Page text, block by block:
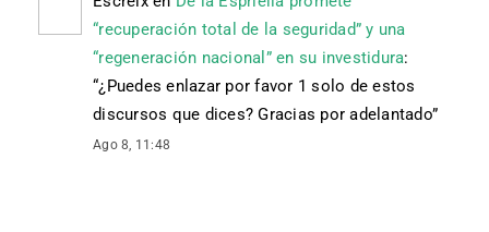
“recuperación total de la seguridad” y una
“regeneración nacional” en su investidura:
“¿Puedes enlazar por favor 1 solo de estos
discursos que dices? Gracias por adelantado”
Ago 8, 11:48